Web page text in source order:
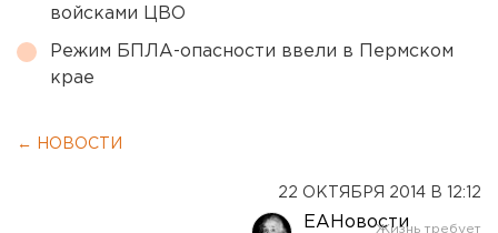
войсками ЦВО
Режим БПЛА-опасности ввели в Пермском
крае
← НОВОСТИ
22 ОКТЯБРЯ 2014 В 12:12
ЕАНовости